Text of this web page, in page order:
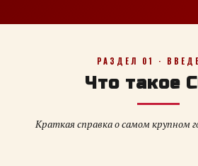
РАЗДЕЛ 01 ·
Что такое
Краткая справка о самом крупном